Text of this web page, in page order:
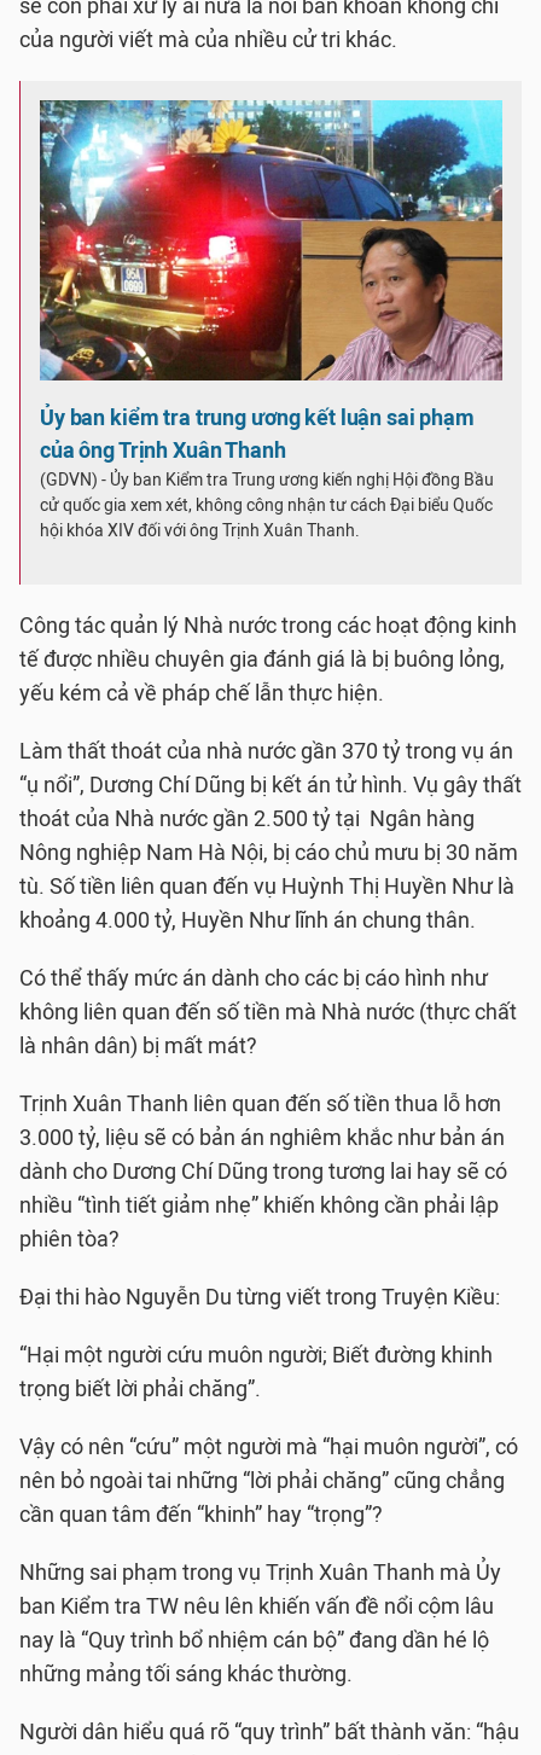
sẽ còn phải xử lý ai nữa là nỗi băn khoăn không chỉ
của người viết mà của nhiều cử tri khác.
Ủy ban kiểm tra trung ương kết luận sai phạm
của ông Trịnh Xuân Thanh
(GDVN) - Ủy ban Kiểm tra Trung ương kiến nghị Hội đồng Bầu
cử quốc gia xem xét, không công nhận tư cách Đại biểu Quốc
hội khóa XIV đối với ông Trịnh Xuân Thanh.
Công tác quản lý Nhà nước trong các hoạt động kinh
tế được nhiều chuyên gia đánh giá là bị buông lỏng,
yếu kém cả về pháp chế lẫn thực hiện.
Làm thất thoát của nhà nước gần 370 tỷ trong vụ án
“ụ nổi”, Dương Chí Dũng bị kết án tử hình. Vụ gây thất
thoát của Nhà nước gần 2.500 tỷ tại Ngân hàng
Nông nghiệp Nam Hà Nội, bị cáo chủ mưu bị 30 năm
tù. Số tiền liên quan đến vụ Huỳnh Thị Huyền Như là
khoảng 4.000 tỷ, Huyền Như lĩnh án chung thân.
Có thể thấy mức án dành cho các bị cáo hình như
không liên quan đến số tiền mà Nhà nước (thực chất
là nhân dân) bị mất mát?
Trịnh Xuân Thanh liên quan đến số tiền thua lỗ hơn
3.000 tỷ, liệu sẽ có bản án nghiêm khắc như bản án
dành cho Dương Chí Dũng trong tương lai hay sẽ có
nhiều “tình tiết giảm nhẹ” khiến không cần phải lập
phiên tòa?
Đại thi hào Nguyễn Du từng viết trong Truyện Kiều:
“Hại một người cứu muôn người; Biết đường khinh
trọng biết lời phải chăng”.
Vậy có nên “cứu” một người mà “hại muôn người”, có
nên bỏ ngoài tai những “lời phải chăng” cũng chẳng
cần quan tâm đến “khinh” hay “trọng”?
Những sai phạm trong vụ Trịnh Xuân Thanh mà Ủy
ban Kiểm tra TW nêu lên khiến vấn đề nổi cộm lâu
nay là “Quy trình bổ nhiệm cán bộ” đang dần hé lộ
những mảng tối sáng khác thường.
Người dân hiểu quá rõ “quy trình” bất thành văn: “hậu